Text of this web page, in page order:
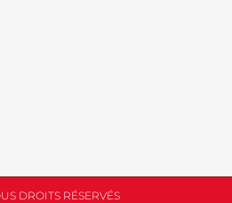
DROITS RÉSERVÉS